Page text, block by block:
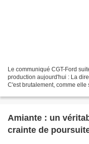
Le communiqué CGT-Ford
production aujourd'hui : La
C'est brutalement, comme
Amiante : un
crainte de